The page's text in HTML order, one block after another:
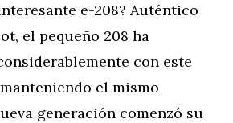
e-208? Auténtico
el pequeño 208 ha
con este
el mismo
generación comenzó su